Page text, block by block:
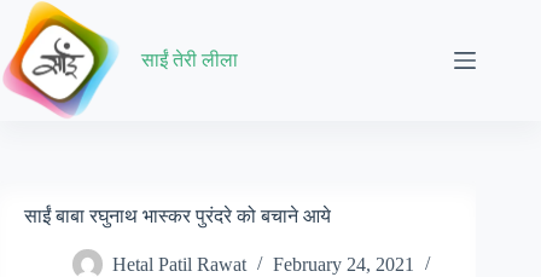
Skip
content
साईं तेरी लीला
साईं बाबा रघुनाथ भास्कर पुरंदरे को बचाने आये
Hetal Patil Rawat
February 24, 2021